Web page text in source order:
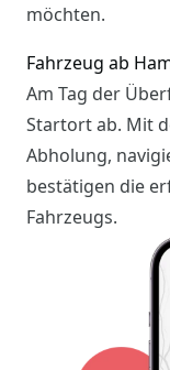
möchten.
Fahrzeug ab
Am Tag der
Startort ab. Mit
Abholung,
bestätigen die
Fahrzeugs.